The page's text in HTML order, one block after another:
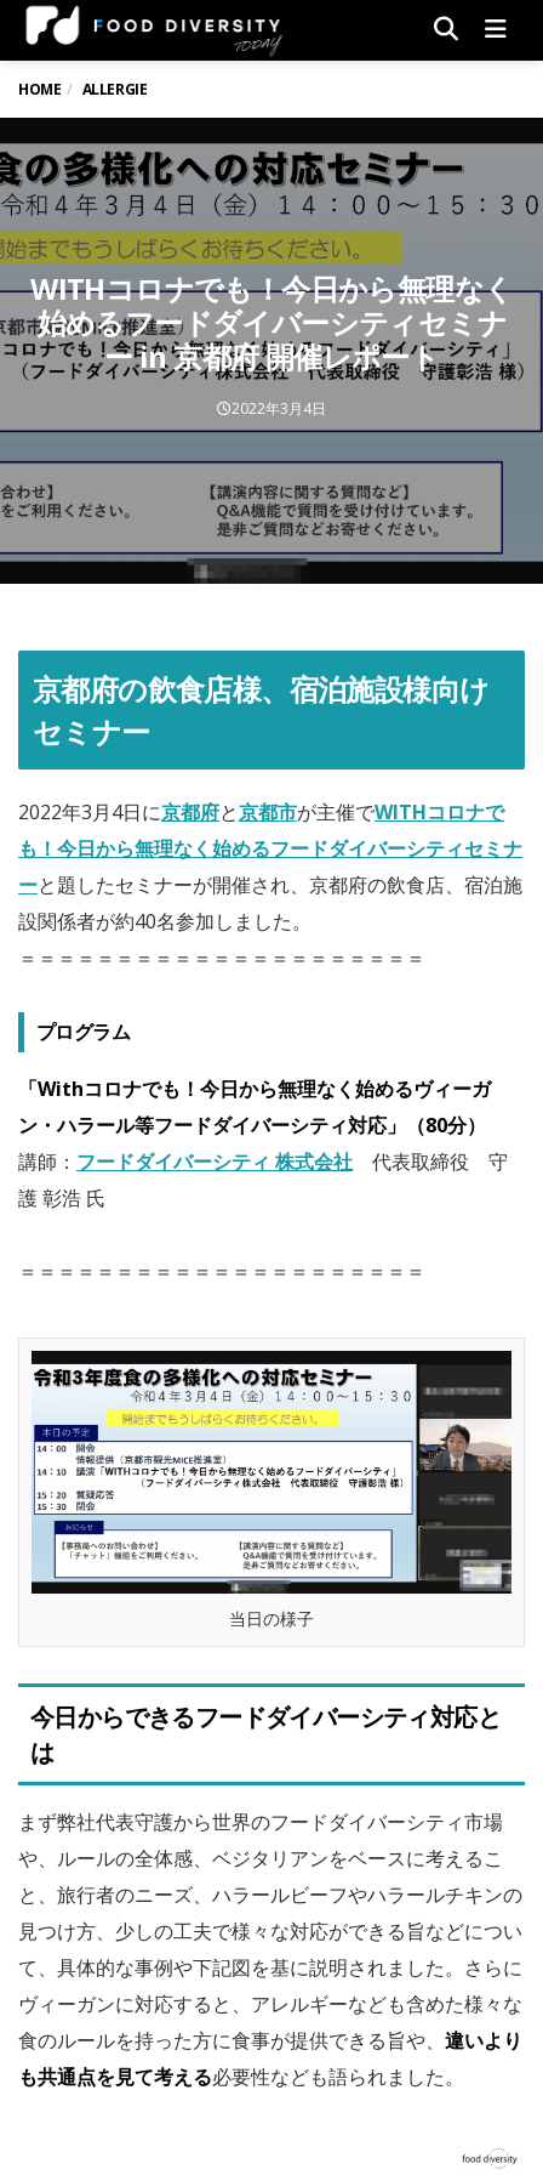
HOME ALLERGIE
WITHコロナでも！今日から無理なく
始めるフードダイバーシティセミナ
ー in 京都府 開催レポート
2022年3月4日
京都府の飲食店様、宿泊施設様向け
セミナー
2022年3月4日に京都府と京都市が主催でWITHコロナで
も！今日から無理なく始めるフードダイバーシティセミナ
ーと題したセミナーが開催され、京都府の飲食店、宿泊施
設関係者が約40名参加しました。
＝＝＝＝＝＝＝＝＝＝＝＝＝＝＝＝＝＝＝＝＝
プログラム
「Withコロナでも！今日から無理なく始めるヴィーガ
ン・ハラール等フードダイバーシティ対応」（80分）
講師： フードダイバーシティ 株式会社 代表取締役 守
護 彰浩 氏
＝＝＝＝＝＝＝＝＝＝＝＝＝＝＝＝＝＝＝＝＝
当日の様子
今日からできるフードダイバーシティ対応と
は
まず弊社代表守護から世界のフードダイバーシティ市場
や、ルールの全体感、ベジタリアンをベースに考えるこ
と、旅行者のニーズ、ハラールビーフやハラールチキンの
見つけ方、少しの工夫で様々な対応ができる旨などについ
て、具体的な事例や下記図を基に説明されました。さらに
ヴィーガンに対応すると、アレルギーなども含めた様々な
食のルールを持った方に食事が提供できる旨や、 違いより
も共通点を見て考える必要性なども語られました。